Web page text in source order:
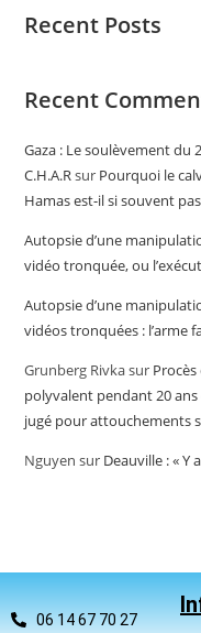
Recent Posts
Recent
Gaza : Le soulèvement du
C.H.A.Rsur Pourquoi le
Hamas est-il si souvent
Autopsie d’une
vidéo tronquée, ou
Autopsie d’une
vidéos tronquées : l’arme
Grunberg Rivkasur
polyvalent pendant 20
jugé pour attouchements
Nguyen sur Deauville : « Y
06 14 67 70 27